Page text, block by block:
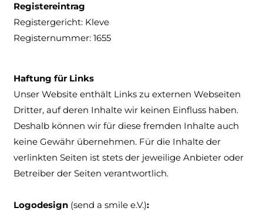
Registereintrag
Registergericht: Kleve
Registernummer: 1655
Haftung für Links
Unser Website enthält Links zu externen Webseiten
Dritter, auf deren Inhalte wir keinen Einfluss haben.
Deshalb können wir für diese fremden Inhalte auch
keine Gewähr übernehmen. Für die Inhalte der
verlinkten Seiten ist stets der jeweilige Anbieter oder
Betreiber der Seiten verantwortlich.
Logodesign (send a smile e.V.):